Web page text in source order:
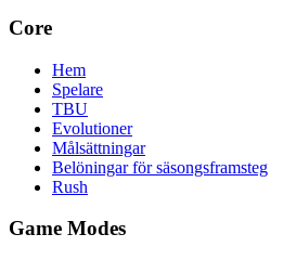
Core
Hem
Spelare
TBU
Evolutioner
Målsättningar
Belöningar för säsongsframsteg
Rush
Game Modes